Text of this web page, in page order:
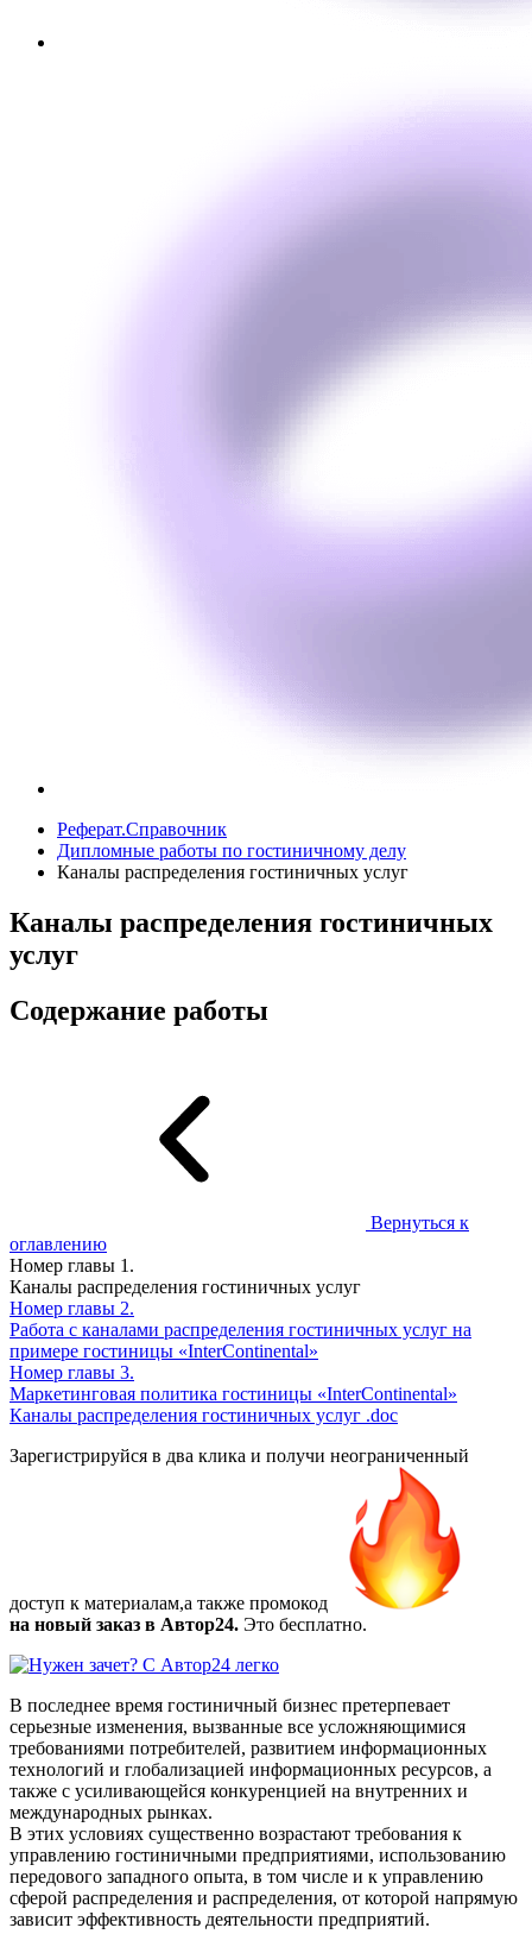
Реферат.Справочник
Дипломные работы по гостиничному делу
Каналы распределения гостиничных услуг
Каналы распределения гостиничных
услуг
Содержание работы
Вернуться к
оглавлению
Номер главы 1.
Каналы распределения гостиничных услуг
Номер главы 2.
Работа с каналами распределения гостиничных услуг на
примере гостиницы «InterContinental»
Номер главы 3.
Маркетинговая политика гостиницы «InterContinental»
Каналы распределения гостиничных услуг .doc
Зарегистрируйся в два клика и получи неограниченный
доступ к материалам,а также промокод
на новый заказ в Автор24. Это бесплатно.
В последнее время гостиничный бизнес претерпевает
серьезные изменения, вызванные все усложняющимися
требованиями потребителей, развитием информационных
технологий и глобализацией информационных ресурсов, а
также с усиливающейся конкуренцией на внутренних и
международных рынках.
В этих условиях существенно возрастают требования к
управлению гостиничными предприятиями, использованию
передового западного опыта, в том числе и к управлению
сферой распределения и распределения, от которой напрямую
зависит эффективность деятельности предприятий.